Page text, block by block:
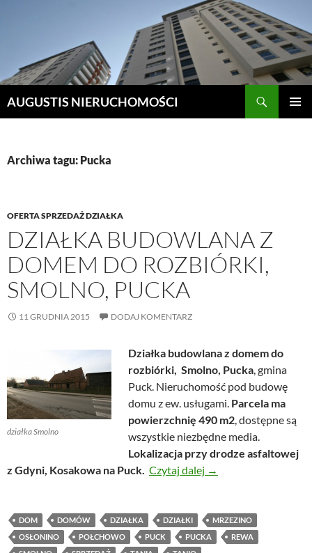
AUGUSTIS NIERUCHOMOŚCI
Archiwa tagu: Pucka
OFERTA SPRZEDAŻ DZIAŁKA
DZIAŁKA BUDOWLANA Z
DOMEM DO ROZBIÓRKI,
SMOLNO, PUCKA
11 GRUDNIA 2015 DODAJ KOMENTARZ
działka Smolno
Działka budowlana z domem do
rozbiórki, Smolno, Pucka, gmina
Puck. Nieruchomość pod budowę
domu z ew. usługami. Parcela ma
powierzchnię 490 m2, dostępne są
wszystkie niezbędne media.
Lokalizacja przy drodze asfaltowej
z Gdyni, Kosakowa na Puck. Czytaj dalej Działka budowlana z
→
DOM DOMÓW DZIAŁKA DZIAŁKI
MRZEZINO
OSŁONINO
POŁCHOWO PUCK PUCKA
REWA